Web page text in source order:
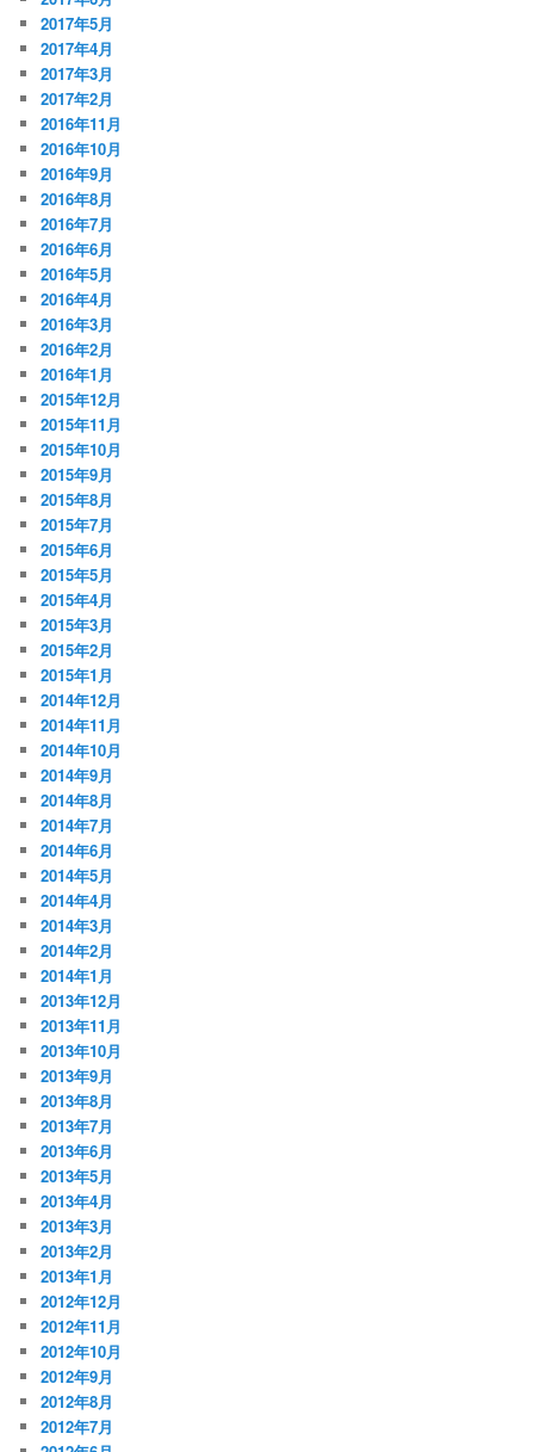
2017年5月
2017年4月
2017年3月
2017年2月
2016年11月
2016年10月
2016年9月
2016年8月
2016年7月
2016年6月
2016年5月
2016年4月
2016年3月
2016年2月
2016年1月
2015年12月
2015年11月
2015年10月
2015年9月
2015年8月
2015年7月
2015年6月
2015年5月
2015年4月
2015年3月
2015年2月
2015年1月
2014年12月
2014年11月
2014年10月
2014年9月
2014年8月
2014年7月
2014年6月
2014年5月
2014年4月
2014年3月
2014年2月
2014年1月
2013年12月
2013年11月
2013年10月
2013年9月
2013年8月
2013年7月
2013年6月
2013年5月
2013年4月
2013年3月
2013年2月
2013年1月
2012年12月
2012年11月
2012年10月
2012年9月
2012年8月
2012年7月